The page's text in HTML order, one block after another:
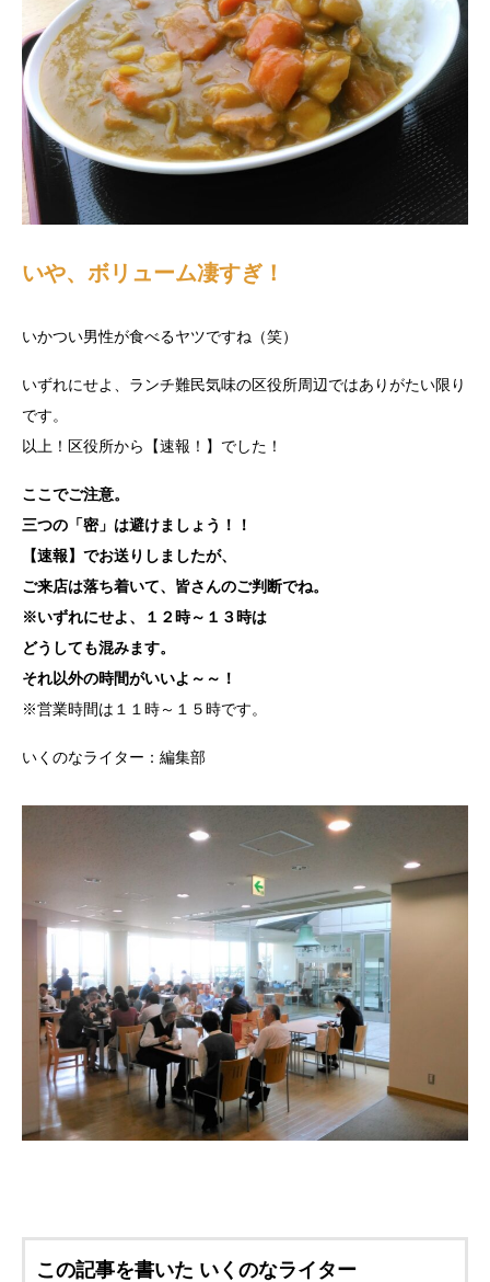
いや、ボリューム凄すぎ！
いかつい男性が食べるヤツですね（笑）
いずれにせよ、ランチ難民気味の区役所周辺ではありがたい限り
です。
以上！区役所から【速報！】でした！
ここでご注意。
三つの「密」は避けましょう！！
【速報】でお送りしましたが、
ご来店は落ち着いて、皆さんのご判断でね。
※いずれにせよ、１２時～１３時は
どうしても混みます。
それ以外の時間がいいよ～～！
※営業時間は１１時～１５時です。
いくのなライター：編集部
この記事を書いた いくのなライター